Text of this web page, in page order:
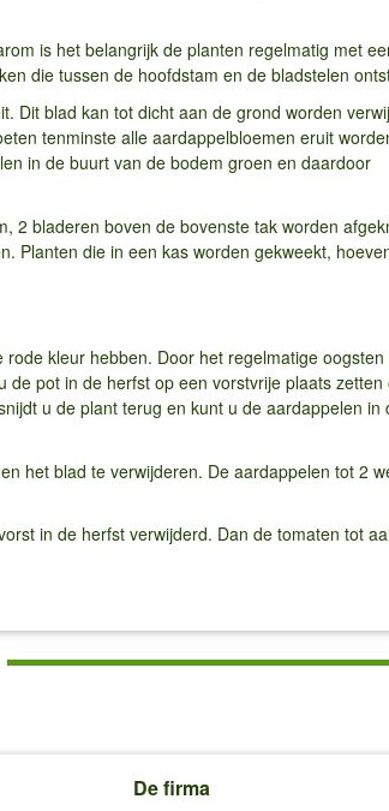
is het belangrijk de planten regelmatig met
die tussen de hoofdstam en de bladstelen
Dit blad kan tot dicht aan de grond worden
tenminste alle aardappelbloemen eruit
in de buurt van de bodem groen en daardoor
2 bladeren boven de bovenste tak worden
Planten die in een kas worden gekweekt,
kleur hebben. Door het regelmatige oogsten
pot in de herfst op een vorstvrije plaats zetten
u de plant terug en kunt u de aardappelen in
het blad te verwijderen. De aardappelen tot 2
in de herfst verwijderd. Dan de tomaten tot
De firma